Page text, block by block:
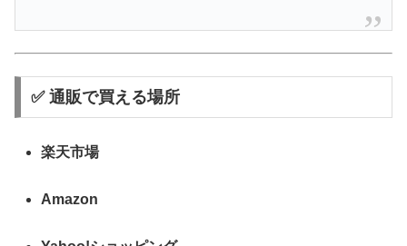
✅ 通販で買える場所
楽天市場
Amazon